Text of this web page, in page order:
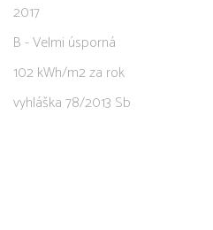
2017
B - Velmi úsporná
102 kWh/m2 za rok
vyhláška 78/2013 Sb